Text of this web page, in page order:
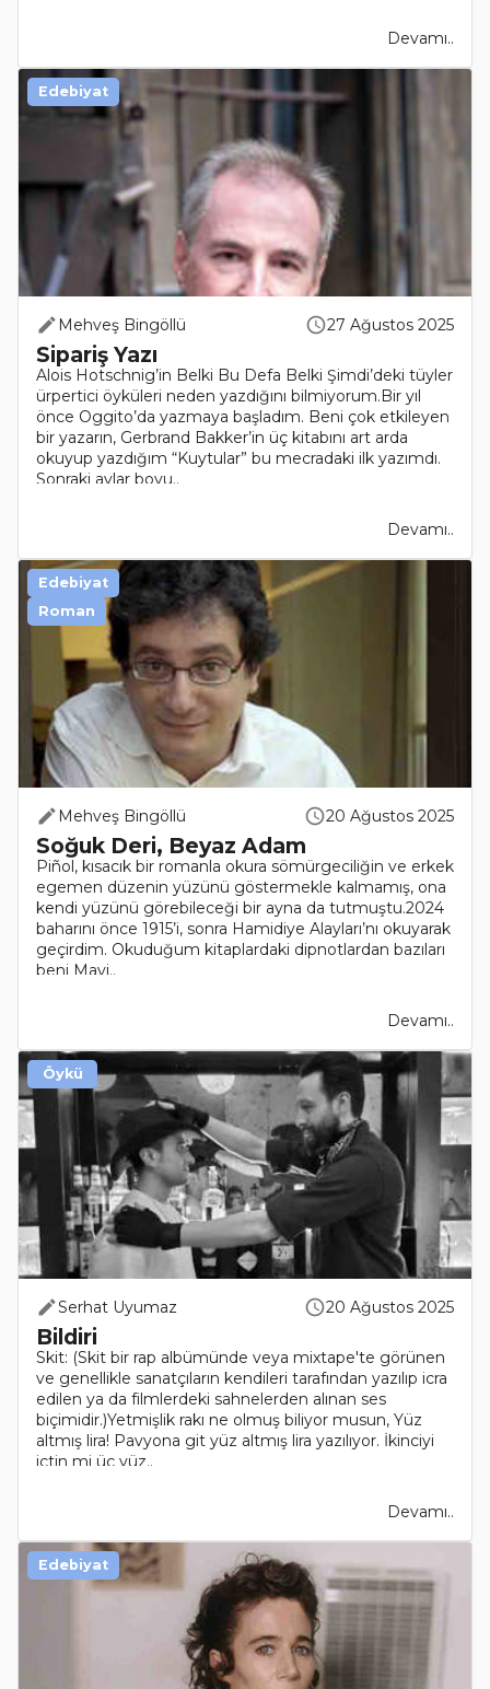
Devamı..
Mehveş Bingöllü 27 Ağustos 2025
Sipariş Yazı
Alois Hotschnig’in Belki Bu Defa Belki Şimdi’deki tüyler
ürpertici öyküleri neden yazdığını bilmiyorum.Bir yıl
önce Oggito’da yazmaya başladım. Beni çok etkileyen
bir yazarın, Gerbrand Bakker’in üç kitabını art arda
okuyup yazdığım “Kuytular” bu mecradaki ilk yazımdı.
Sonraki aylar boyu..
Devamı..
Edebiyat
Mehveş Bingöllü 20 Ağustos 2025
Soğuk Deri, Beyaz Adam
Piñol, kısacık bir romanla okura sömürgeciliğin ve erkek
egemen düzenin yüzünü göstermekle kalmamış, ona
kendi yüzünü görebileceği bir ayna da tutmuştu.2024
baharını önce 1915’i, sonra Hamidiye Alayları’nı okuyarak
geçirdim. Okuduğum kitaplardaki dipnotlardan bazıları
beni Mavi..
Devamı..
Edebiyat
Roman
Serhat Uyumaz 20 Ağustos 2025
Bildiri
Skit: (Skit bir rap albümünde veya mixtape'te görünen
ve genellikle sanatçıların kendileri tarafından yazılıp icra
edilen ya da filmlerdeki sahnelerden alınan ses
biçimidir.)Yetmişlik rakı ne olmuş biliyor musun, Yüz
altmış lira! Pavyona git yüz altmış lira yazılıyor. İkinciyi
içtin mi üç yüz..
Devamı..
Öykü
Edebiyat